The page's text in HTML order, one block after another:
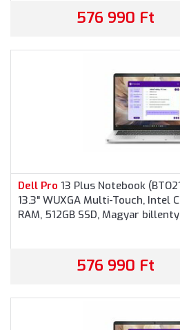
576 990 Ft
Dell Pro 13 Plus Notebook
13.3" WUXGA Multi-Touch, Intel
RAM, 512GB SSD, Magyar
fessional, 3 év garancia,
576 990 Ft